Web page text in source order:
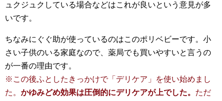
ュクジュクしている場合などはこれが良いという意見が多
いです。
ちなみにぐぐ助が使っているのはこのポリベビーです。小
さい子供のいる家庭なので、薬局でも買いやすいと言うの
が一番の理由です。
※この後ふとしたきっかけで「デリケア」を使い始めまし
た。 かゆみどめ効果は圧倒的にデリケアが上でした。 ただ